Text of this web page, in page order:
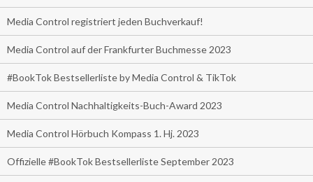
Media Control registriert jeden Buchverkauf!
Media Control auf der Frankfurter Buchmesse 2023
#BookTok Bestsellerliste by Media Control & TikTok
Media Control Nachhaltigkeits-Buch-Award 2023
Media Control Hörbuch Kompass 1. Hj. 2023
Offizielle #BookTok Bestsellerliste September 2023